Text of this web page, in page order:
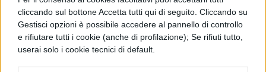
cliccando sul bottone Accetta tutti qui di seguito. Cliccando su
Gestisci opzioni è possibile accedere al pannello di controllo
e rifiutare tutti i cookie (anche di profilazione); Se rifiuti tutto,
userai solo i cookie tecnici di default.
Penguin di questo libro di Primo Levi. 100
punti a chi indovina il titolo (facile) del libro.